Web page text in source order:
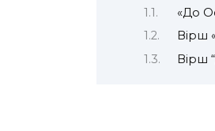
«До
Вірш
Вірш